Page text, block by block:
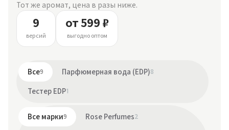
Тот же аромат, цена в разы ниже.
9
версий
от 599 ₽
выгодно оптом
Все9 Парфюмерная вода (EDP)8
Тестер EDP1
Все марки9 Rose Perfumes2